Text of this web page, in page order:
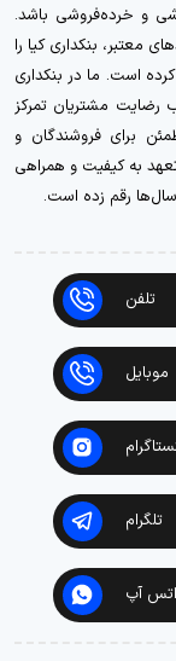
و خرده‌فروشی باشد.
معتبر، بنکداری کیا را
است. ما در بنکداری
رضایت مشتریان تمرکز
برای فروشندگان و
به کیفیت و همراهی
رقم زده است.
تلفن
موبایل
تلگرام
آپ